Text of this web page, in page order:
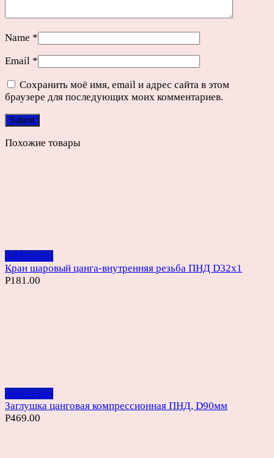
Name *
Email *
Сохранить моё имя, email и адрес сайта в этом
браузере для последующих моих комментариев.
Похожие товары
Add to cart
Кран шаровый цанга-внутренняя резьба ПНД D32х1
Р181.00
Add to cart
Заглушка цанговая компрессионная ПНД, D90мм
Р469.00